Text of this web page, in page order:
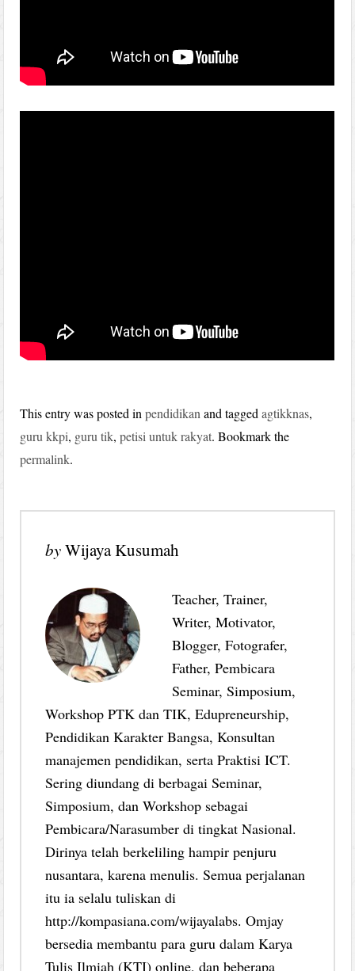
This entry was posted inpendidikan and taggedagtikknas,
guru kkpi, guru tik,petisi untuk rakyat. Bookmark the
permalink.
byWijaya Kusumah
Teacher, Trainer,
Writer, Motivator,
Blogger, Fotografer,
Father, Pembicara
Seminar, Simposium,
Workshop PTK dan TIK, Edupreneurship,
Pendidikan Karakter Bangsa, Konsultan
manajemen pendidikan, serta Praktisi ICT.
Sering diundang di berbagai Seminar,
Simposium, dan Workshop sebagai
Pembicara/Narasumber di tingkat Nasional.
Dirinya telah berkeliling hampir penjuru
nusantara, karena menulis. Semua perjalanan
itu ia selalu tuliskan di
http://kompasiana.com/wijayalabs. Omjay
bersedia membantu para guru dalam Karya
Tulis Ilmiah (KTI) online, dan beberapa